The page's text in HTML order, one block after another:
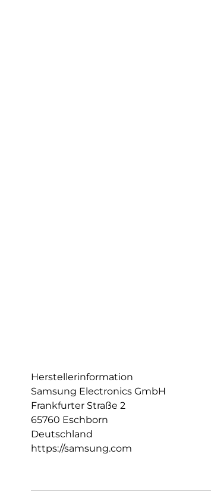
Herstellerinformation
Samsung Electronics GmbH
Frankfurter Straße 2
65760 Eschborn
Deutschland
https://samsung.com